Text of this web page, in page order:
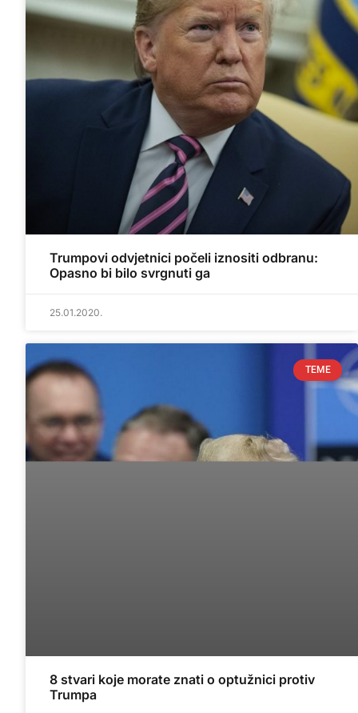
Trumpovi odvjetnici počeli iznositi odbranu:
Opasno bi bilo svrgnuti ga
25.01.2020.
TEME
8 stvari koje morate znati o optužnici protiv
Trumpa